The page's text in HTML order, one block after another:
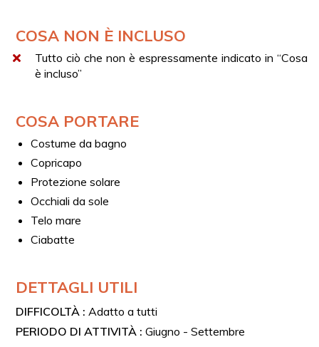
Dimensioni: 11 m
Capienza max: 16 persone
Zona prendisole
Piccola doccetta
Scaletta
Servizi igienici
Dotazioni di sicurezza
Comode sedute per la navigazione
COSA NON È INCLUSO
Tutto ciò che non è espressamente indicato in “Cosa
è incluso”
COSA PORTARE
Costume da bagno
Copricapo
Protezione solare
Occhiali da sole
Telo mare
Ciabatte
DETTAGLI UTILI
DIFFICOLTÀ : Adatto a tutti
PERIODO DI ATTIVITÀ :Giugno - Settembre